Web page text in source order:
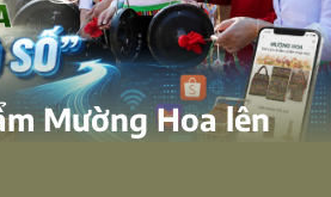
Mường Hoa lên